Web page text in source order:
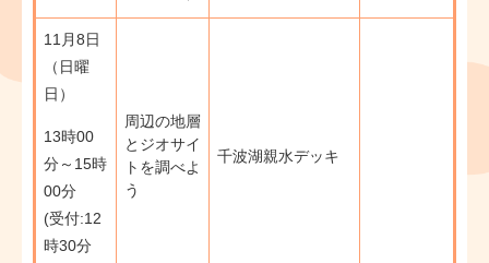
11月8日
（日曜
日）
​13時00
分～15時
00分
(受付:12
時30分
周辺の地層
とジオサイ
トを調べよ
う
千波湖親水デッキ